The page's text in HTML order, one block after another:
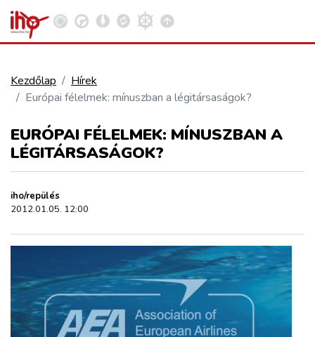
VASÚT
KÖZÚT
REPÜLÉS
KÖZLEKEDÉSFEJLESZTÉS
ELLÁTÁSI LÁNC
ZÖLDÚT
Kosár megtekintése
Kezdőlap
Hírek
Európai félelmek: mínuszban a légitársaságok?
EURÓPAI FÉLELMEK: MÍNUSZBAN A
LÉGITÁRSASÁGOK?
iho/repülés
2012.01.05. 12:00